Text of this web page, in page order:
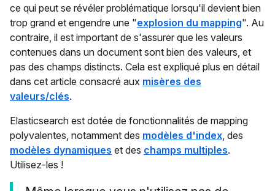
ce qui peut se révéler problématique lorsqu'il devient bien
trop grand et engendre une "explosion du mapping". Au
contraire, il est important de s'assurer que les valeurs
contenues dans un document sont bien des valeurs, et
pas des champs distincts. Cela est expliqué plus en détail
dans cet article consacré aux misères des
valeurs/clés.
Elasticsearch est dotée de fonctionnalités de mapping
polyvalentes, notamment des modèles d'index, des
modèles dynamiques et des champs multiples.
Utilisez-les !